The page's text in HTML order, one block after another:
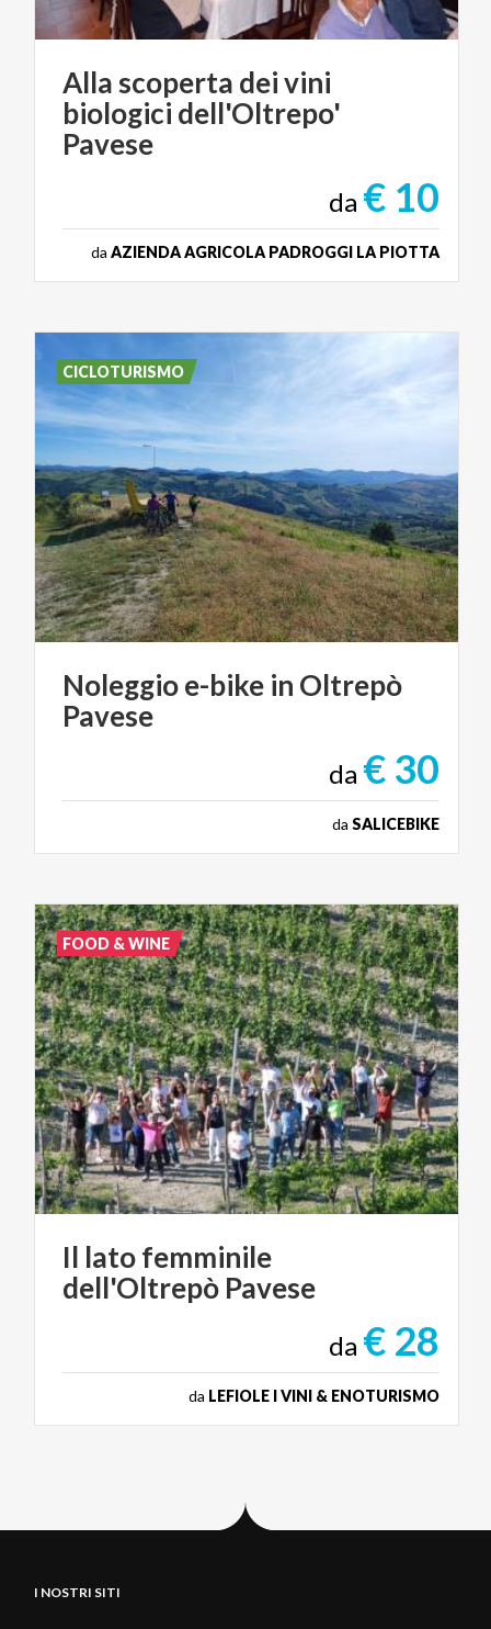
Alla scoperta dei vini
biologici dell'Oltrepo'
Pavese
da € 10
da AZIENDA AGRICOLA PADROGGI LA PIOTTA
Noleggioe-bike in Oltrepò
Pavese
da € 30
da SALICEBIKE
CICLOTURISMO
Il latofemminile
dell'Oltrepò Pavese
da € 28
da LEFIOLE I VINI & ENOTURISMO
FOOD & WINE
I NOSTRI SITI